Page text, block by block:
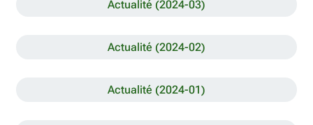
Actualité (2024-03)
Actualité (2024-02)
Actualité (2024-01)